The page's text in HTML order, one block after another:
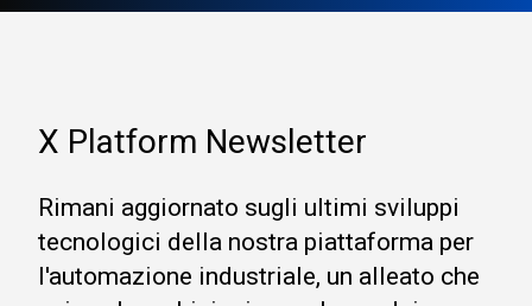
X Platform Newsletter
Rimani aggiornato sugli ultimi sviluppi
tecnologici della nostra piattaforma per
l'automazione industriale, un alleato che